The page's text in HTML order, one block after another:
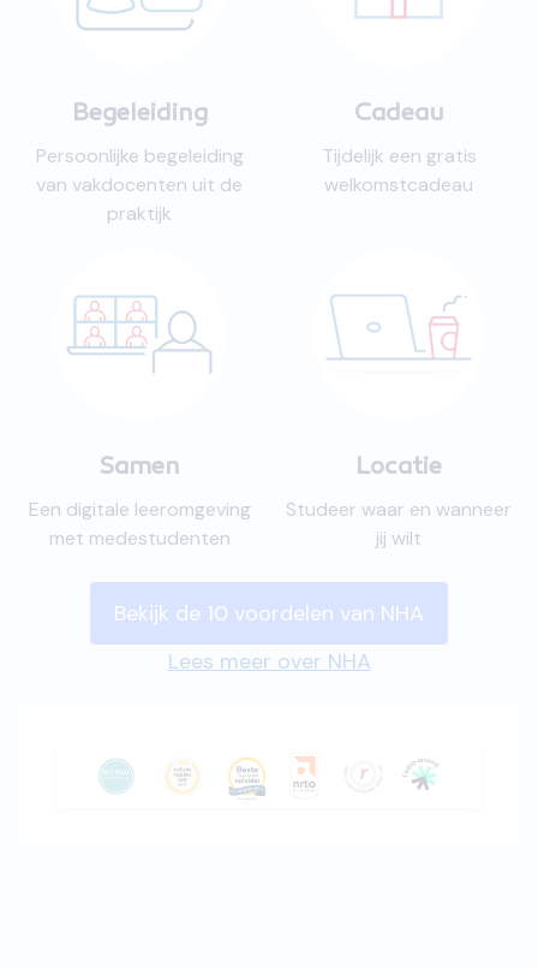
Begeleiding
Persoonlijke begeleiding
van vakdocenten uit de
praktijk
Cadeau
Tijdelijk een gratis
welkomstcadeau
Samen
Een digitale leeromgeving
met medestudenten
Locatie
Studeer waar en wanneer
jij wilt
Bekijk de 10 voordelen van NHA
Lees meer over NHA